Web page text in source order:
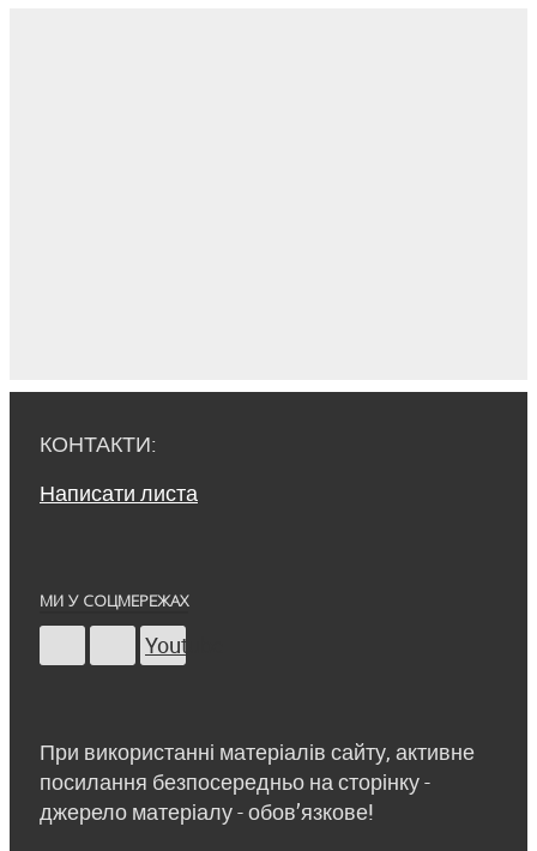
КОНТАКТИ:
Написати листа
МИ У СОЦМЕРЕЖАХ
Youtube
При використанні матеріалів сайту, активне
посилання безпосередньо на сторінку -
джерело матеріалу - обов’язкове!